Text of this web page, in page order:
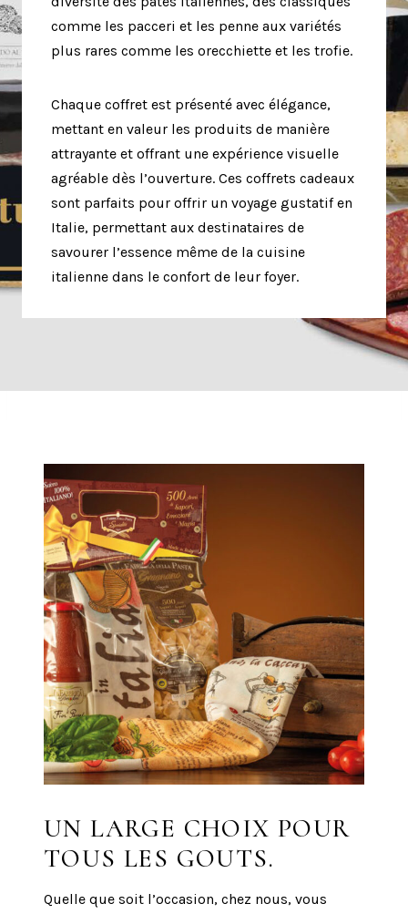
comme les pacceri et les penne aux variétés
plus rares comme les orecchiette et les trofie.
Chaque coffret est présenté avec élégance,
mettant en valeur les produits de manière
attrayante et offrant une expérience visuelle
agréable dès l’ouverture. Ces coffrets cadeaux
sont parfaits pour offrir un voyage gustatif en
Italie, permettant aux destinataires de
savourer l’essence même de la cuisine
italienne dans le confort de leur foyer.
UN LARGE CHOIX POUR
TOUS LES GOUTS.
Quelle que soit l’occasion, chez nous, vous